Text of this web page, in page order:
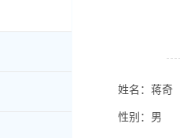
姓名：蒋奇
性别：男